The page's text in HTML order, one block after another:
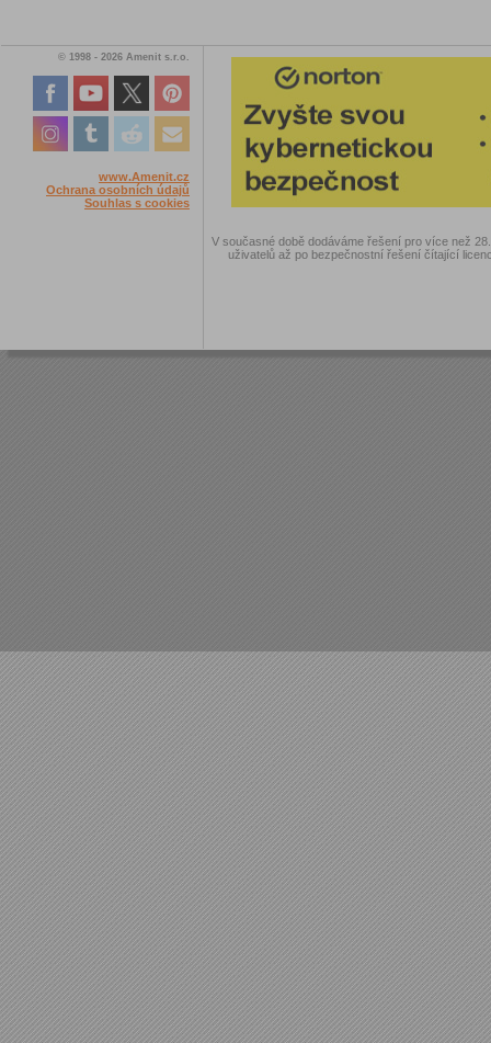
© 1998 - 2026 Amenit s.r.o.
www.Amenit.cz
Ochrana osobních údajů
Souhlas s cookies
V současné době dodáváme řešení pro více než
uživatelů až po bezpečnostní řešení čítající